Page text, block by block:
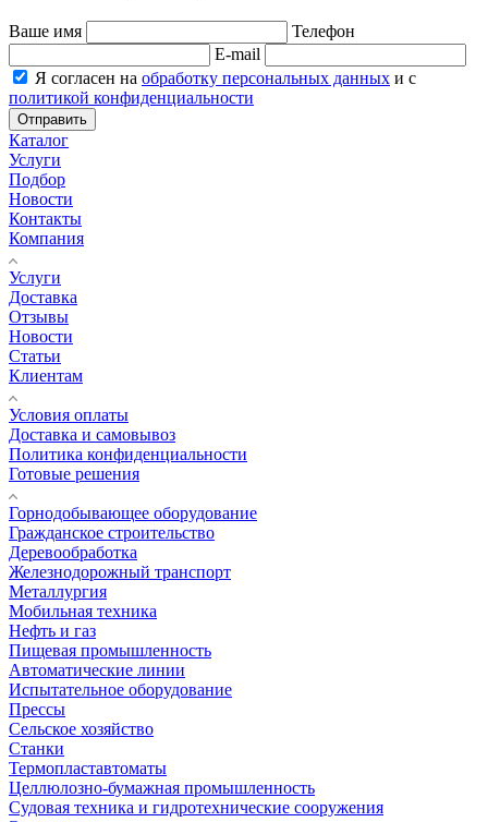
Ваше имя
Телефон
E-mail
Я согласен на обработку персональных данных и с
политикой конфиденциальности
Отправить
Каталог
Услуги
Подбор
Новости
Контакты
Компания
Услуги
Доставка
Отзывы
Новости
Статьи
Клиентам
Условия оплаты
Доставка и самовывоз
Политика конфиденциальности
Готовые решения
Горнодобывающее оборудование
Гражданское строительство
Деревообработка
Железнодорожный транспорт
Металлургия
Мобильная техника
Нефть и газ
Пищевая промышленность
Автоматические линии
Испытательное оборудование
Прессы
Сельское хозяйство
Станки
Термопластавтоматы
Целлюлозно-бумажная промышленность
Судовая техника и гидротехнические сооружения